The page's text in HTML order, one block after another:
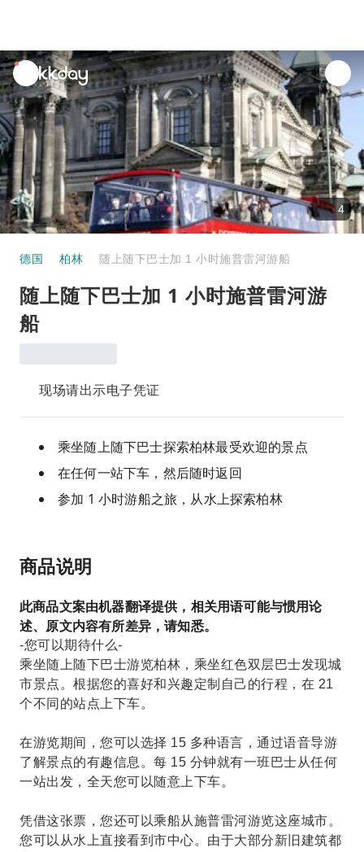
unread
notifications
4
德国 柏林 随上随下巴士加 1 小时施普雷河游船
随上随下巴士加 1 小时施普雷河游
船
现场请出示电子凭证
乘坐随上随下巴士探索柏林最受欢迎的景点
在任何一站下车，然后随时返回
参加 1 小时游船之旅，从水上探索柏林
商品说明
此商品文案由机器翻译提供，相关用语可能与惯用论
述、原文内容有所差异，请知悉。
-您可以期待什么-
乘坐随上随下巴士游览柏林，乘坐红色双层巴士发现城
市景点。根据您的喜好和兴趣定制自己的行程，在 21
个不同的站点上下车。
在游览期间，您可以选择 15 多种语言，通过语音导游
了解景点的有趣信息。每 15 分钟就有一班巴士从任何
一站出发，全天您可以随意上下车。
凭借这张票，您还可以乘船从施普雷河游览这座城市。
您可以从水上直接看到市中心。由于大部分新旧建筑都